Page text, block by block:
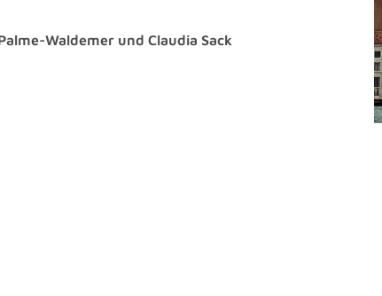
Waldemer und Claudia Sack